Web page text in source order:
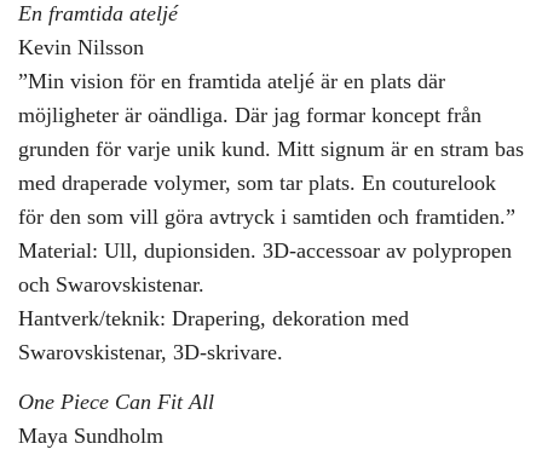
En framtida ateljé
Kevin Nilsson
”Min vision för en framtida ateljé är en plats där
möjligheter är oändliga. Där jag formar koncept från
grunden för varje unik kund. Mitt signum är en stram bas
med draperade volymer, som tar plats. En couturelook
för den som vill göra avtryck i samtiden och framtiden.”
Material: Ull, dupionsiden. 3D-accessoar av polypropen
och Swarovskistenar.
Hantverk/teknik: Drapering, dekoration med
Swarovskistenar, 3D-skrivare.
One Piece Can Fit All
Maya Sundholm